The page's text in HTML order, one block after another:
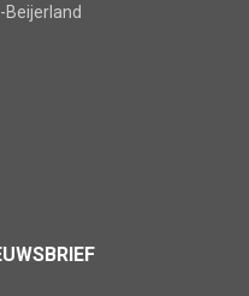
Beijerland